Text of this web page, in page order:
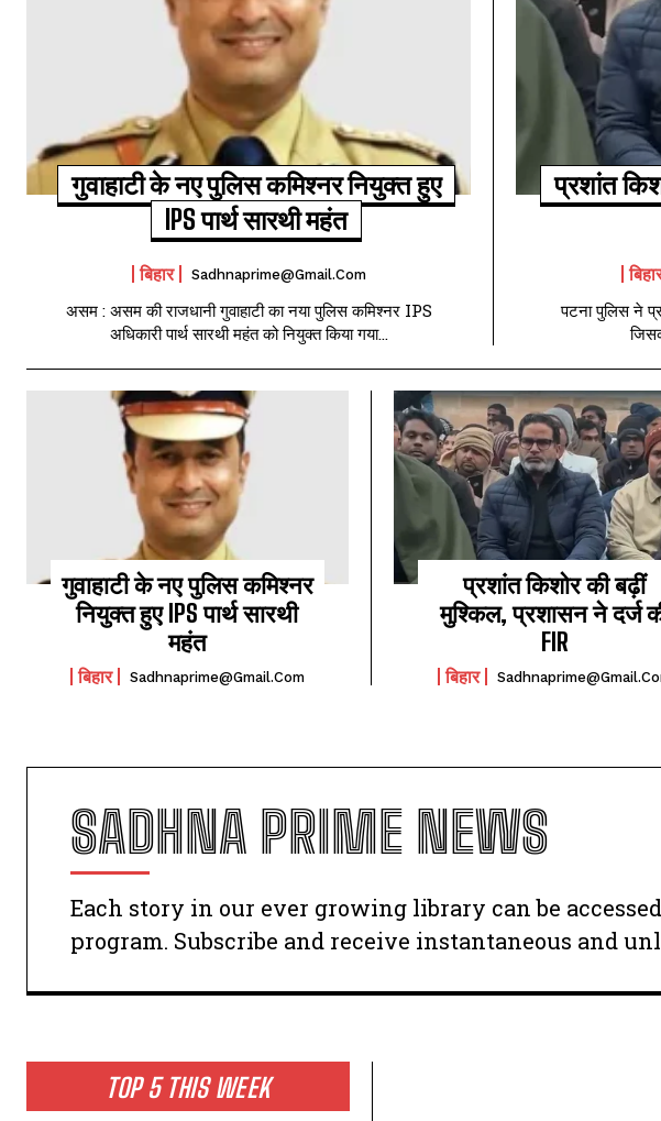
गुवाहाटी के नए पुलिस कमिश्नर नियुक्त हुए
IPS पार्थ सारथी महंत
बिहार Sadhnaprime@gmail.com
असम : असम की राजधानी गुवाहाटी का नया पुलिस कमिश्नर IPS
अधिकारी पार्थ सारथी महंत को नियुक्त किया गया...
प्रशांत
पटना पुलिस ने
गुवाहाटी के नए पुलिस कमिश्नर
नियुक्त हुए IPS पार्थ सारथी
महंत
बिहार Sadhnaprime@gmail.com
प्रशांत किशोर की बढ़ीं
मुश्किल, प्रशासन ने दर्ज
FIR
बिहार
SADHNA PRIME NEWS
Each story in our ever growing library can be
program. Subscribe and receive instantaneous and
TOP 5 THIS WEEK